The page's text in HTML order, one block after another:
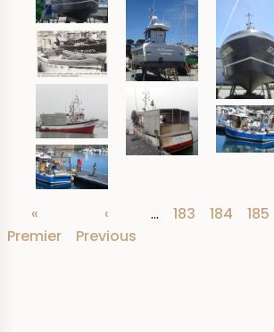
Pagination
Première
page
«
Premier
Page
précédente
‹
Previous
… Page
183 Page
184 Page
185